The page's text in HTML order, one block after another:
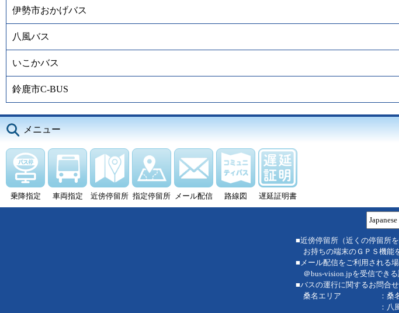
伊勢市おかげバス
八風バス
いこかバス
鈴鹿市C-BUS
メニュー
乗降指定 車両指定 近傍停留所 指定停留所 メール配信 路線図 遅延証明書
■近傍停留所（近くの停留所
お持ちの端末のＧＰＳ機能
■メール配信をご利用される
＠bus-vision.jpを受信できる
■バスの運行に関するお問合
桑名エリア ：桑名
：八風バス